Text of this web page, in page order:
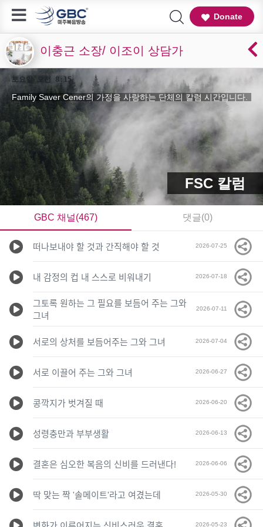
Donate
이충근 소장/ 이조이 상담가
FSC 칼럼
토요일 오전 8:15
Family Saver Cener의 가정을 사랑하는 단체의 칼럼 시간입니다.
GBC 채널(467) 댓글(0)
떠나보내야 할 것과 간직해야 할 것 2026-07-25
내 감정의 컵 내 스스로 비워내기 2026-07-18
그토록 원하는 그 필요를 보듬어 주는 그와
그녀
2026-07-11
서로의 상처를 보듬어주는 그와 그녀 2026-07-04
서로 이끌어 주는 그와 그녀 2026-06-27
콩깍지가 벗겨질 때 2026-06-20
성령충만과 부부생활 2026-06-13
결혼은 심오한 복음의 신비를 드러낸다! 2026-06-06
딱 맞는 짝 '솔메이트'라고 여겼는데 2026-05-30
2026-05-23